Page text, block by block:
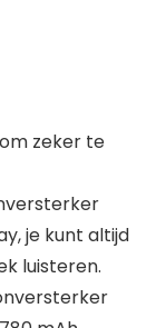
zeker te
je kunt altijd
luisteren.